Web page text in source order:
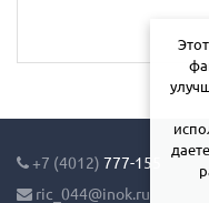
+7 (4012) 777-155
ric_044@inok.ru